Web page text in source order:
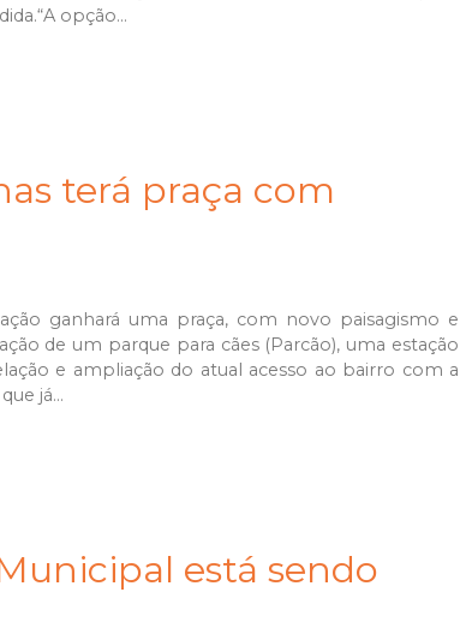
opção...
terá praça com
ganhará uma praça, com novo paisagismo e
de um parque para cães (Parcão), uma estação
e ampliação do atual acesso ao bairro com a
já...
está sendo